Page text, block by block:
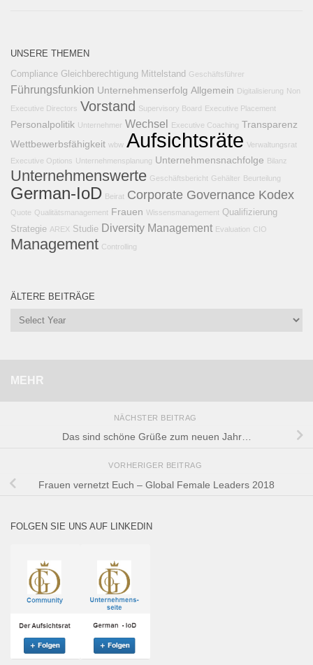
UNSERE THEMEN
Compliance Gleichberechtigung Mittelstand Geschäftsführer
Führungsfunkion Unternehmenserfolg Allgemein Digitalisierung Non
Executive Directors Vorstand Supervisory Board Executive Placement
Personalpolitik Unternehmer Wechsel Executive Coaching Transparenz
Wettbewerbsfähigkeit wbw Aufsichtsräte Verwaltungsrat
Executive Options Unternehmensplanung Unternehmensnachfolge Bilanz
Unternehmenswerte Geschäftsbericht Gehälter Beurteilung
German-IoD Beirat Corporate Governance Kodex
Quote Qualitätsmanagement Frauen Wissensmanagement Qualifizierung
Strategie AREX Studie Diversity Management Evaluation CIO
Management Controlling
ÄLTERE BEITRÄGE
MEHR
NÄCHSTER BEITRAG
Das sind schöne Grüße zum neuen Jahr…
VORHERIGER BEITRAG
Frauen vernetzt Euch – Global Female Leaders 2018
FOLGEN SIE UNS AUF LINKEDIN